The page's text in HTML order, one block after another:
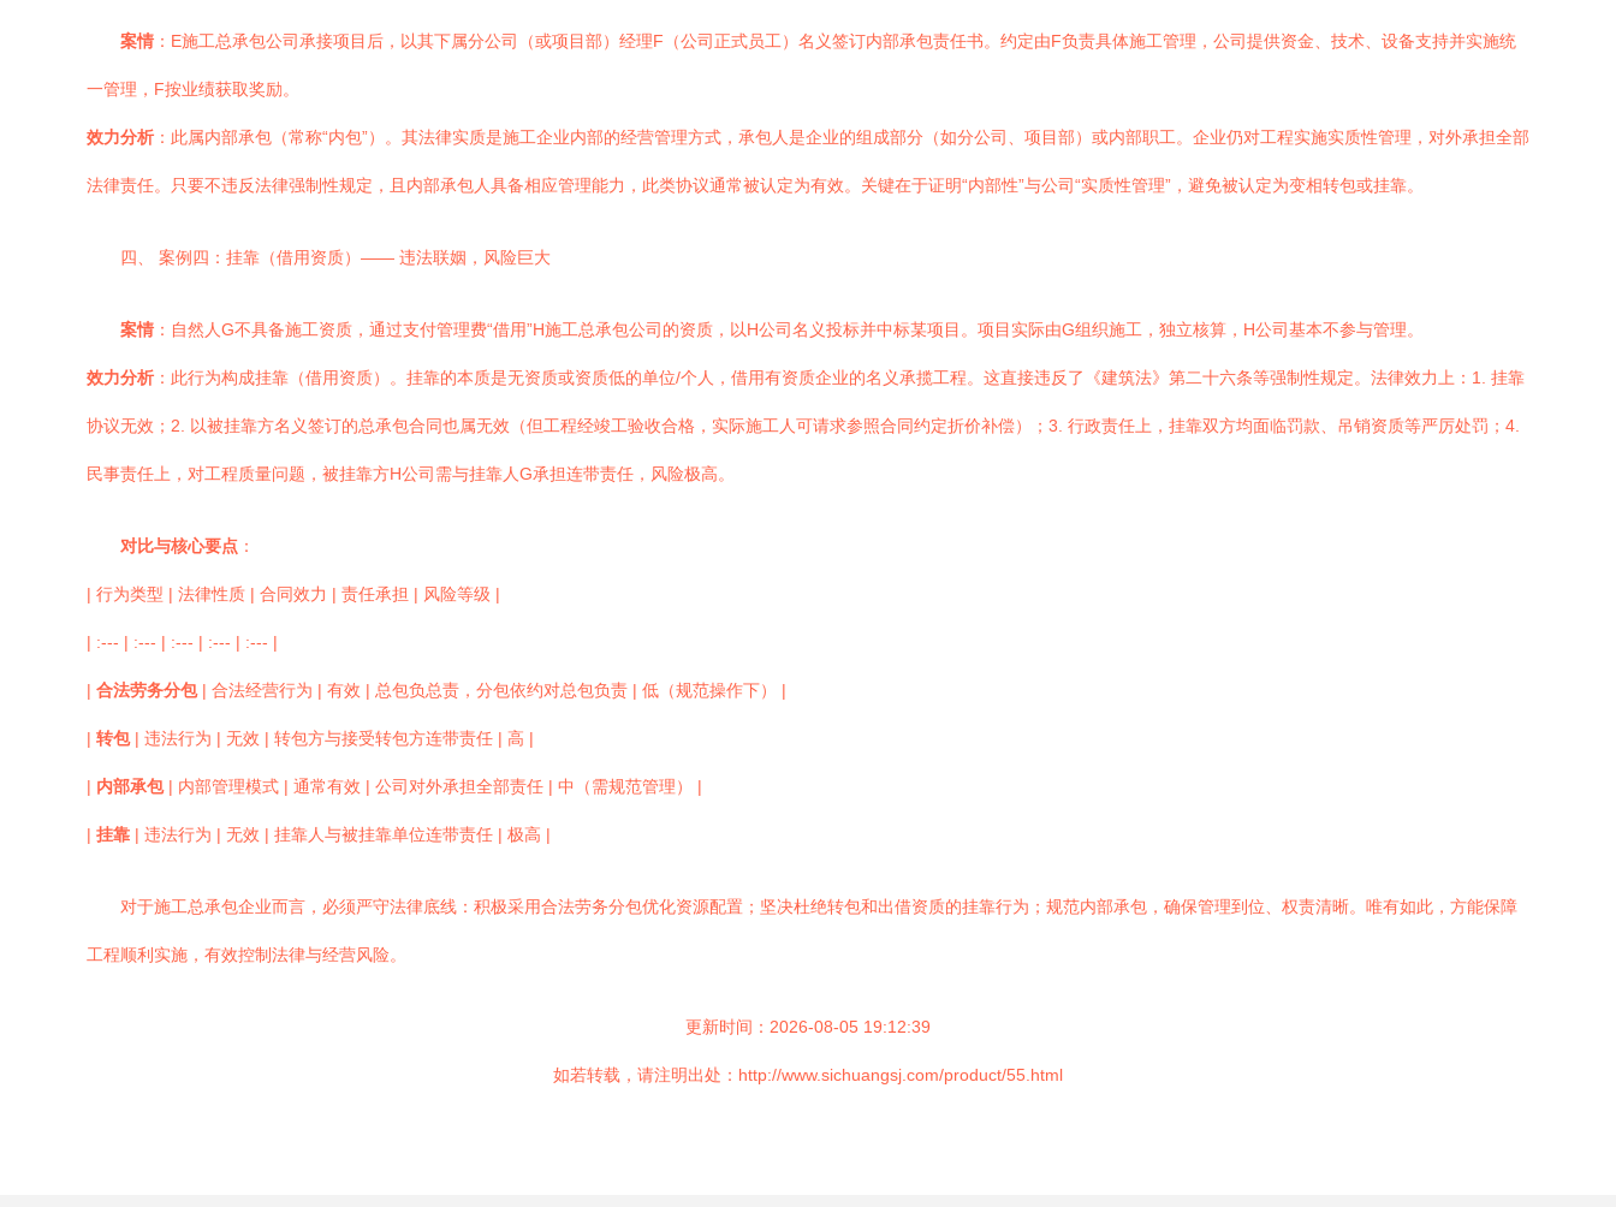
案情 ：E施工总承包公司承接项目后，以其下属分公司（或项目部）经理F（公司正式员工）名义签订内部承包责任书。约定由F负责具体施工管理，公司提供资金、技术、设备支持并实施统
一管理，F按业绩获取奖励。
效力分析 ：此属内部承包（常称“内包”）。其法律实质是施工企业内部的经营管理方式，承包人是企业的组成部分（如分公司、项目部）或内部职工。企业仍对工程实施实质性管理，对外承担全部
法律责任。只要不违反法律强制性规定，且内部承包人具备相应管理能力，此类协议通常被认定为有效。关键在于证明“内部性”与公司“实质性管理”，避免被认定为变相转包或挂靠。
四、 案例四：挂靠（借用资质）—— 违法联姻，风险巨大
案情 ：自然人G不具备施工资质，通过支付管理费“借用”H施工总承包公司的资质，以H公司名义投标并中标某项目。项目实际由G组织施工，独立核算，H公司基本不参与管理。
效力分析 ：此行为构成挂靠（借用资质）。挂靠的本质是无资质或资质低的单位/个人，借用有资质企业的名义承揽工程。这直接违反了《建筑法》第二十六条等强制性规定。法律效力上：1. 挂靠
协议无效；2. 以被挂靠方名义签订的总承包合同也属无效（但工程经竣工验收合格，实际施工人可请求参照合同约定折价补偿）；3. 行政责任上，挂靠双方均面临罚款、吊销资质等严厉处罚；4.
民事责任上，对工程质量问题，被挂靠方H公司需与挂靠人G承担连带责任，风险极高。
对比与核心要点 ：
| 行为类型 | 法律性质 | 合同效力 | 责任承担 | 风险等级 |
| :--- | :--- | :--- | :--- | :--- |
| 合法劳务分包| 合法经营行为 | 有效 | 总包负总责，分包依约对总包负责 | 低（规范操作下） |
| 转包| 违法行为 | 无效 | 转包方与接受转包方连带责任 | 高 |
| 内部承包| 内部管理模式 | 通常有效 | 公司对外承担全部责任 | 中（需规范管理） |
| 挂靠 | 违法行为 | 无效 | 挂靠人与被挂靠单位连带责任 | 极高 |
对于施工总承包企业而言，必须严守法律底线：积极采用合法劳务分包优化资源配置；坚决杜绝转包和出借资质的挂靠行为；规范内部承包，确保管理到位、权责清晰。唯有如此，方能保障
工程顺利实施，有效控制法律与经营风险。
更新时间：2026-08-05 19:12:39
如若转载，请注明出处：http://www.sichuangsj.com/product/55.html